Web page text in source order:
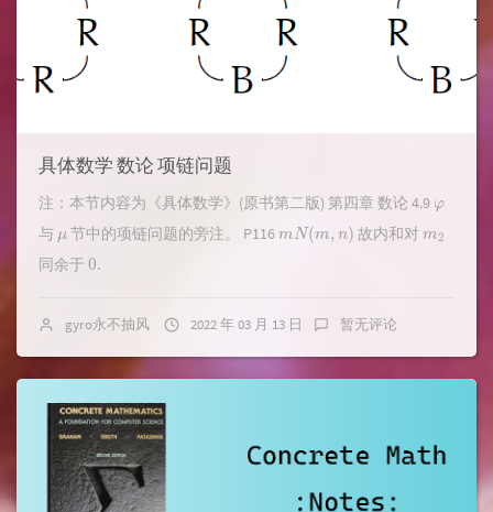
具体数学 数论 项链问题
注：本节内容为《具体数学》(原书第二版) 第四章 数论 4.9
与 节中的项链问题的旁注。 P116 N(m 故内和对
同余于 0.
gyro永不抽风 2022 年 03 月 13 日 暂无评论